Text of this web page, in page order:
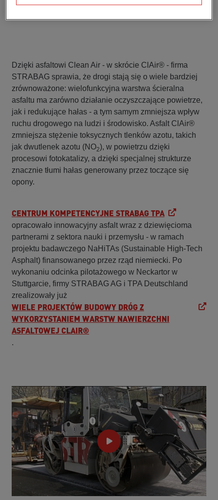
Dzięki asfaltowi Clean Air - w skrócie ClAir® - firma
STRABAG sprawia, że drogi stają się o wiele bardziej
zrównoważone: wielofunkcyjna warstwa ścieralna
asfaltu ma zarówno działanie oczyszczające powietrze,
jak i redukujące hałas - a tym samym zmniejsza wpływ
ruchu drogowego na ludzi i środowisko. Asfalt ClAir®
zmniejsza stężenie toksycznych tlenków azotu, takich
jak dwutlenek azotu (NO2), w powietrzu dzięki
procesowi fotokatalizy, a dzięki specjalnej strukturze
znacznie tłumi hałas generowany przez toczące się
opony.
CENTRUM KOMPETENCYJNE STRABAG TPA
opracowało innowacyjny asfalt wraz z dziewięcioma
partnerami z sektora nauki i przemysłu - w ramach
projektu badawczego NaHiTAs (Sustainable High-Tech
Asphalt) finansowanego przez rząd niemiecki. Po
wykonaniu odcinka pilotażowego w Neckartor w
Stuttgarcie, firmy STRABAG AG i TPA Deutschland
zrealizowały już
WIELE PROJEKTÓW BUDOWY DRÓG Z
WYKORZYSTANIEM WARSTW NAWIERZCHNI
ASFALTOWEJ CLAIR®
.